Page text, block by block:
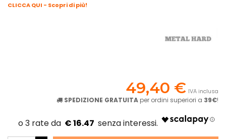
CLICCA QUI - Scopri di più!
49,40 € IVA inclusa
SPEDIZIONE GRATUITA per ordini superiori a 39€!
€ 16.47